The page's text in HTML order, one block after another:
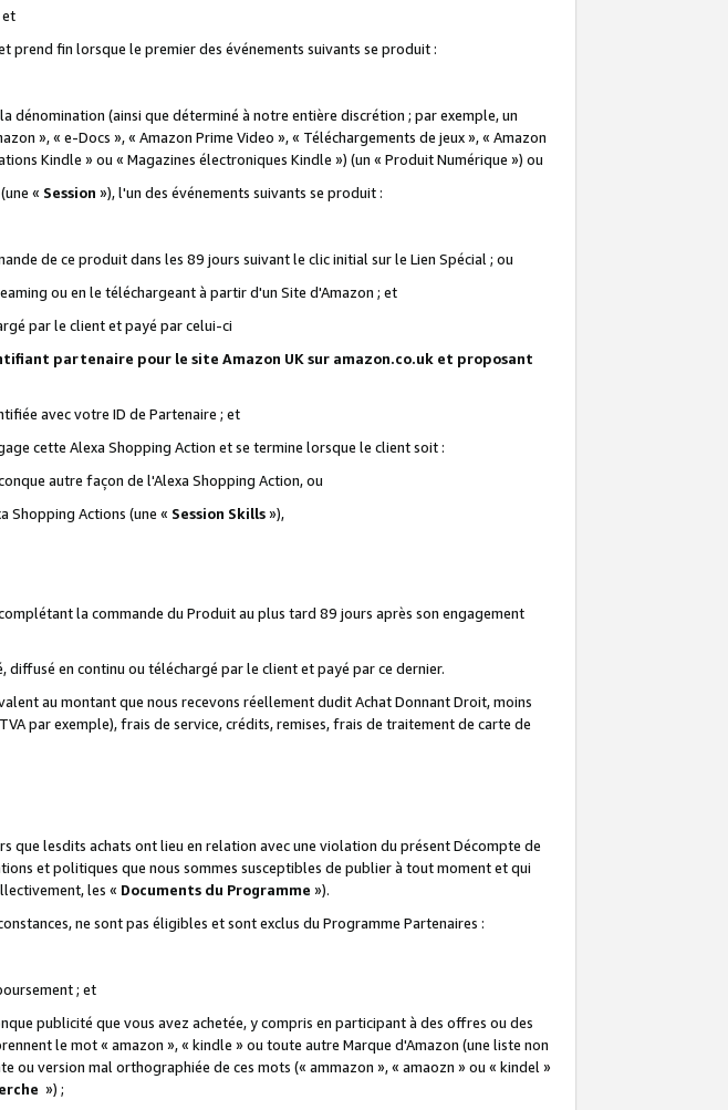
et
prend fin lorsque le premier des événements suivants se produit :
(ainsi que déterminé à notre entière discrétion ; par exemple, un
», « e-Docs », « Amazon Prime Video », « Téléchargements de jeux », « Amazon
Kindle » ou « Magazines électroniques Kindle ») (un « Produit Numérique ») ou
« Session »), l'un des événements suivants se produit :
de ce produit dans les 89 jours suivant le clic initial sur le Lien Spécial ; ou
ou en le téléchargeant à partir d'un Site d'Amazon ; et
par le client et payé par celui-ci
partenaire pour le site Amazon UK sur amazon.co.uk et proposant
avec votre ID de Partenaire ; et
cette Alexa Shopping Action et se termine lorsque le client soit :
autre façon de l'Alexa Shopping Action, ou
Shopping Actions (une « Session Skills»),
la commande du Produit au plus tard 89 jours après son engagement
en continu ou téléchargé par le client et payé par ce dernier.
au montant que nous recevons réellement dudit Achat Donnant Droit, moins
par exemple), frais de service, crédits, remises, frais de traitement de carte de
que lesdits achats ont lieu en relation avec une violation du présent Décompte de
et politiques que nous sommes susceptibles de publier à tout moment et qui
les « Documents du Programme »).
ne sont pas éligibles et sont exclus du Programme Partenaires :
; et
publicité que vous avez achetée, y compris en participant à des offres ou des
le mot « amazon », « kindle » ou toute autre Marque d'Amazon (une liste non
ou version mal orthographiée de ces mots (« ammazon », « amaozn » ou « kindel »
») ;